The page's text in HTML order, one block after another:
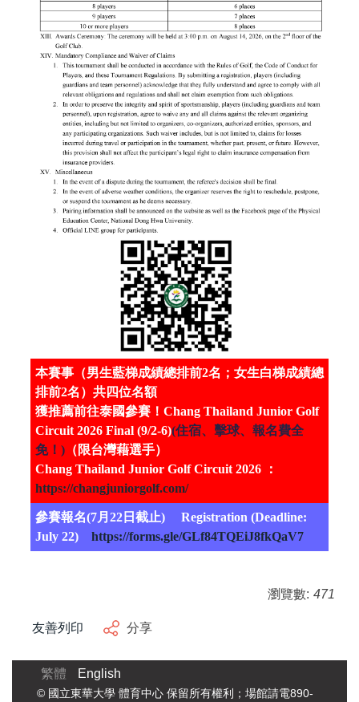
本賽事（男生藍梯成績總排前2名；女生白梯成績總
排前2名）共四位名額
獲推薦前往泰國參賽！Chang Thailand Junior Golf
Circuit 2026 Final (9/2-6)(住宿、擊球、報名費全
免！) （限台灣藉選手）
Chang Thailand Junior Golf Circuit 2026 ：
https://changjuniorgolf.com/
參賽報名(7月22日截止) Registration (Deadline:
July 22) https://forms.gle/GLf84TQEiJ8fkQaV7
瀏覽數: 471
友善列印 分享
繁體 English
© 國立東華大學 體育中心 保留所有權利；場館請電890-